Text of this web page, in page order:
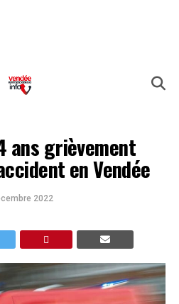
ans grièvement
en Vendée
2022